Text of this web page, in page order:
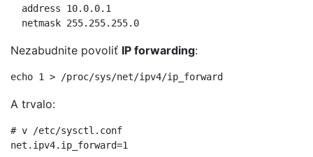
  address 10.0.0.1
Nezabudnite povoliť IP forwarding:
A trvalo:
# v /etc/sysctl.conf